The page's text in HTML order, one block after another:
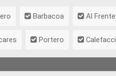
Barbacoa Al Frente
Portero